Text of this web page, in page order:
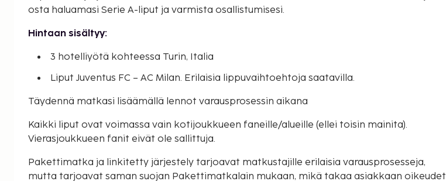
osta haluamasi Serie A-liput ja varmista osallistumisesi.
Hintaan sisältyy:
3 hotelliyötä kohteessa Turin, Italia
Liput Juventus FC – AC Milan. Erilaisia lippuvaihtoehtoja saatavilla.
Täydennä matkasi lisäämällä lennot varausprosessin aikana
Kaikki liput ovat voimassa vain kotijoukkueen faneille/alueille (ellei toisin mainita).
Vierasjoukkueen fanit eivät ole sallittuja.
Pakettimatka ja linkitetty järjestely tarjoavat matkustajille erilaisia varausprosesseja,
mutta tarjoavat saman suojan Pakettimatkalain mukaan, mikä takaa asiakkaan oikeudet